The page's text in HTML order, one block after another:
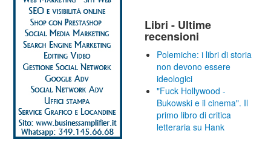
Libri - Ultime
recensioni
Polemiche: i libri di storia
non devono essere
ideologici
"Fuck Hollywood -
Bukowski e il cinema". Il
primo libro di critica
letteraria su Hank